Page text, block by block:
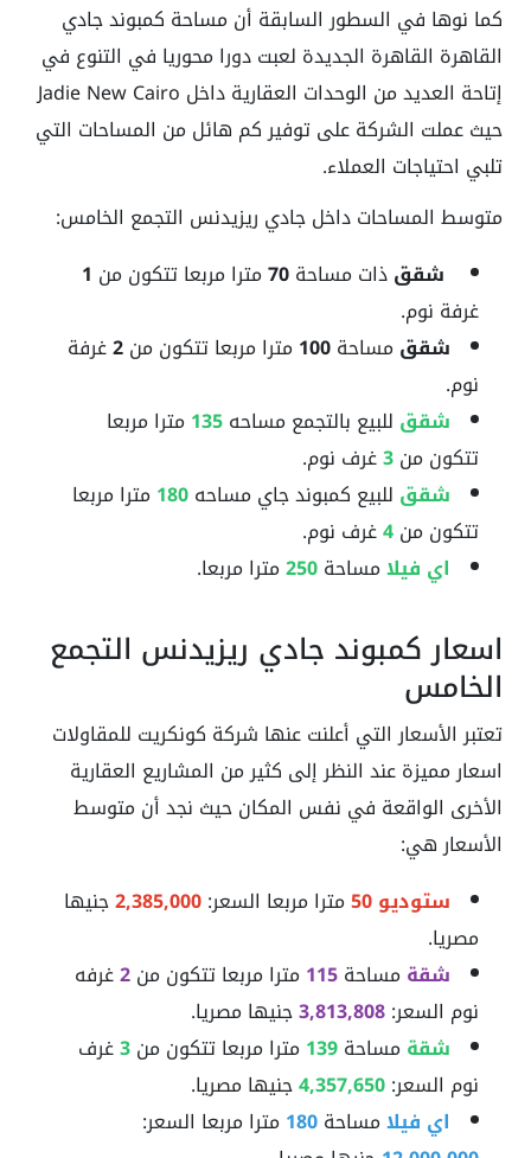
كما نوها في السطور السابقة أن مساحة كمبوند جادي
القاهرة القاهرة الجديدة لعبت دورا محوريا في التنوع في
إتاحة العديد من الوحدات العقارية داخل Jadie New Cairo
حيث عملت الشركة على توفير كم هائل من المساحات التي
تلبي احتياجات العملاء.
متوسط المساحات داخل جادي ريزيدنس التجمع الخامس:
شققذات مساحة70مترا مربعا تتكون من 1
غرفة نوم.
شقق مساحة100 مترا مربعا تتكون من2غرفة
نوم.
شقق للبيع بالتجمع مساحه135 مترا مربعا
تتكون من
غرف نوم.
شقق للبيع كمبوند جاي مساحه
مترا مربعا
تتكون من
غرف نوم.
اي فيلامساحة250مترا مربعا.
اسعار كمبوند جادي ريزيدنس التجمع
الخامس
تعتبر الأسعار التي أعلنت عنها شركة كونكريت للمقاولات
اسعار مميزة عند النظر إلى كثير من المشاريع العقارية
الأخرى الواقعة في نفس المكان حيث نجد أن متوسط
الأسعار هي:
ستوديو50مترا مربعا السعر:2,385,000جنيها
مصريا.
شقة مساحة115 مترا مربعا تتكون من2غرفه
نوم السعر:3,813,808جنيها مصريا.
شقة مساحة139 مترا مربعا تتكون من3غرف
نوم السعر:4,357,650جنيها مصريا.
اي فيلامساحة180 مترا مربعا السعر: